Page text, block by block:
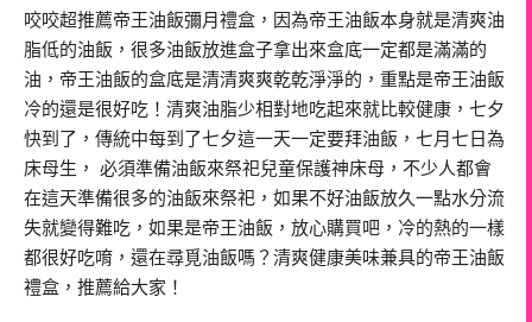
咬咬超推薦帝王油飯彌月禮盒，因為帝王油飯本身就是清爽油
脂低的油飯，很多油飯放進盒子拿出來盒底一定都是滿滿的
油，帝王油飯的盒底是清清爽爽乾乾淨淨的，重點是帝王油飯
冷的還是很好吃！清爽油脂少相對地吃起來就比較健康，七夕
快到了，傳統中每到了七夕這一天一定要拜油飯，七月七日為
床母生， 必須準備油飯來祭祀兒童保護神床母，不少人都會
在這天準備很多的油飯來祭祀，如果不好油飯放久一點水分流
失就變得難吃，如果是帝王油飯，放心購買吧，冷的熱的一樣
都很好吃唷，還在尋覓油飯嗎？清爽健康美味兼具的帝王油飯
禮盒，推薦給大家！